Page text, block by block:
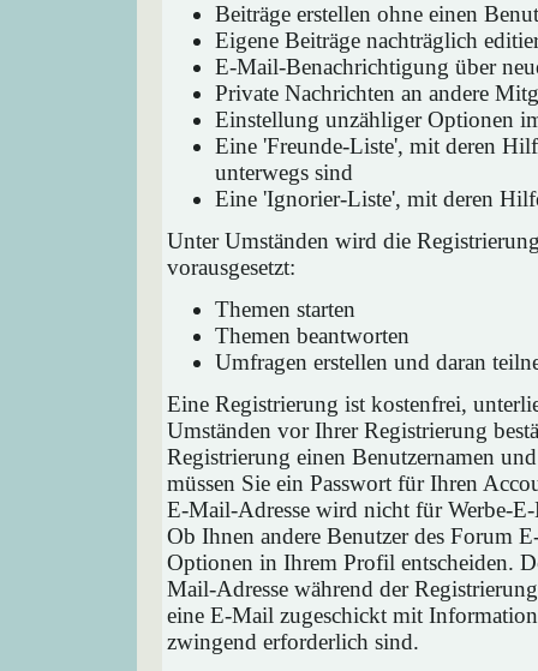
Beiträge erstellen ohne einen
Eigene Beiträge nachträglich
E-Mail-Benachrichtigung über
Private Nachrichten an andere
Einstellung unzähliger Optionen
Eine 'Freunde-Liste', mit deren
unterwegs sind
Eine 'Ignorier-Liste', mit deren
Unter Umständen wird die
vorausgesetzt:
Themen starten
Themen beantworten
Umfragen erstellen und daran
Eine Registrierung ist kostenfrei,
Umständen vor Ihrer Registrierung
Registrierung einen Benutzernamen
müssen Sie ein Passwort für Ihren
E-Mail-Adresse wird nicht für Werbe-
Ob Ihnen andere Benutzer des Forum
Optionen in Ihrem Profil entscheiden.
Mail-Adresse während der
eine E-Mail zugeschickt mit
zwingend erforderlich sind.